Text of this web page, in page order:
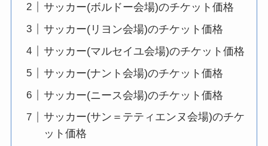
サッカー(ボルドー会場)のチケット価格
サッカー(リヨン会場)のチケット価格
サッカー(マルセイユ会場)のチケット価格
サッカー(ナント会場)のチケット価格
サッカー(ニース会場)のチケット価格
サッカー(サン＝テティエンヌ会場)のチケ
ット価格